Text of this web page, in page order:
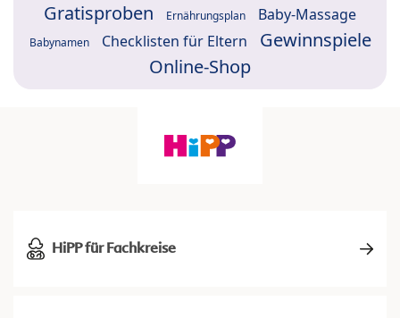
Gratisproben Ernährungsplan Baby-Massage
Babynamen Checklisten für Eltern
Gewinnspiele
Online-Shop
HiPP für Fachkreise